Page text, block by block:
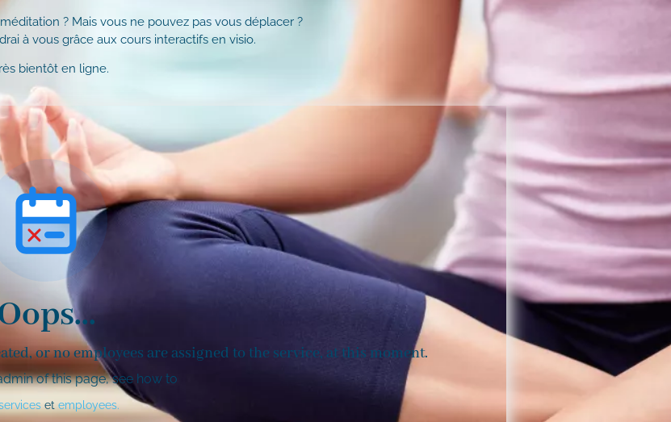
? Mais vous ne pouvez pas vous déplacer ?
à vous grâce aux cours interactifs en visio.
bientôt en ligne.
or no employees are assigned to the service, at this moment.
of this page, see how to
et employees.